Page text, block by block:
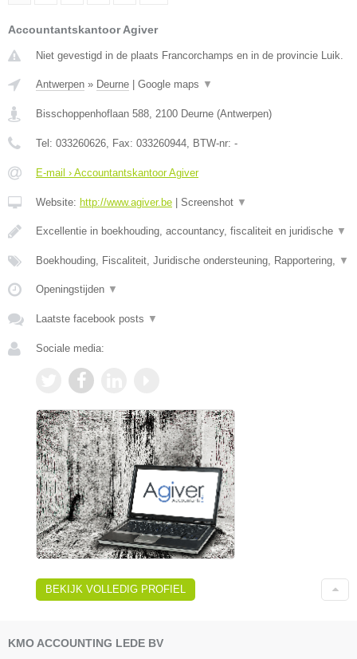
Accountantskantoor Agiver
Niet gevestigd in de plaats Francorchamps en in de provincie Luik.
Antwerpen » Deurne Google maps ▼
Bisschoppenhoflaan 588, 2100 Deurne (Antwerpen)
Tel: 033260626, Fax: 033260944, BTW-nr: -
E-mail › Accountantskantoor Agiver
Website: http://www.agiver.be Screenshot ▼
Excellentie in boekhouding, accountancy, fiscaliteit en juridische ▼
Boekhouding, Fiscaliteit, Juridische ondersteuning, Rapportering, ▼
Openingstijden ▼
Laatste facebook posts ▼
Sociale media:
BEKIJK VOLLEDIG PROFIEL
KMO ACCOUNTING LEDE BV